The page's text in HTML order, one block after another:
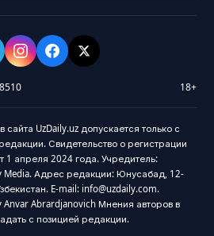
18+
UzDaily.uz допускается только с
Свидетельство о регистрации
апреля 2024 года. Учредитель:
Media. Адрес редакции: Юнусабад, 12-
E-mail: info@uzdaily.com.
Abrardjanovich Мнения авторов в
с позицией редакции.